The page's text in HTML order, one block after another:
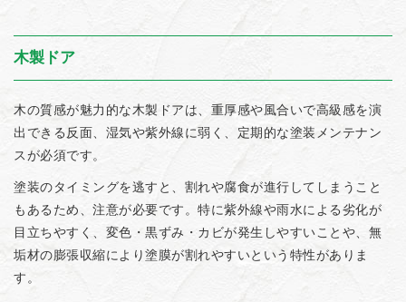
木製ドア
木の質感が魅力的な木製ドアは、重厚感や風合いで高級感を演
出できる反面、湿気や紫外線に弱く、定期的な塗装メンテナン
スが必須です。
塗装のタイミングを逃すと、割れや腐食が進行してしまうこと
もあるため、注意が必要です。特に紫外線や雨水による劣化が
目立ちやすく、変色・黒ずみ・カビが発生しやすいことや、無
垢材の膨張収縮により塗膜が割れやすいという特性がありま
す。